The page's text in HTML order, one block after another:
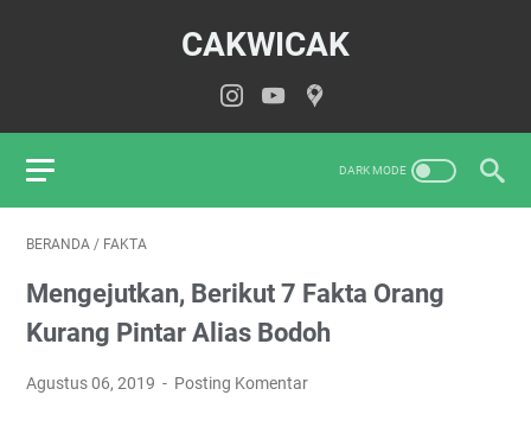
CAKWICAK
BERANDA / FAKTA
Mengejutkan, Berikut 7 Fakta Orang
Kurang Pintar Alias Bodoh
Agustus 06, 2019 Posting Komentar